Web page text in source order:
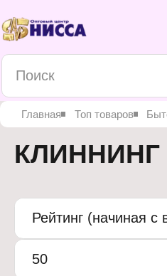
Главная Топ товаров
КЛИННИНГ
Рейтинг (начиная с
50